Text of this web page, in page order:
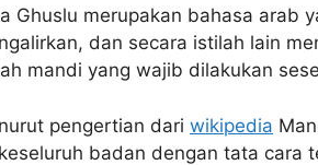
Ghuslu merupakan bahasa arab
dan secara istilah lain
mandi yang wajib dilakukan
pengertian dari wikipedia
badan dengan tata cara